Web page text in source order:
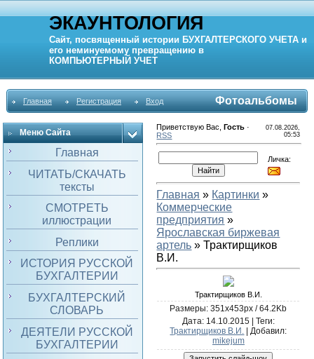
ЭКАУНТОЛОГИЯ
Сайт, посвященный истории БУХГАЛТЕРСКОГО УЧЕТА и
его неминуемому превращению в
КОМПЬЮТЕРНЫЙ УЧЕТ
Главная Регистрация Вход Фотоальбомы
Меню Сайта
Главная
ЧИТАТЬ/СКАЧАТЬ
тексты
СМОТРЕТЬ
иллюстрации
Реплики
ИСТОРИЯ РУССКОЙ
БУХГАЛТЕРИИ
БУХГАЛТЕРСКИЙ
СЛОВАРЬ
ДЕЯТЕЛИ РУССКОЙ
БУХГАЛТЕРИИ
Приветствую Вас ,Гость ·
RSS
07.08.2026,
05:53
Личка:
Главная » Картинки »
Коммерческие
предприятия »
Яроcлавская биржевая
артель » Трактирщиков
В.И.
Трактирщиков В.И.
Размеры: 351x453px / 64.2Kb
Дата: 14.10.2015 | Теги:
Трактирщиков В.И. |Добавил:
mikejum